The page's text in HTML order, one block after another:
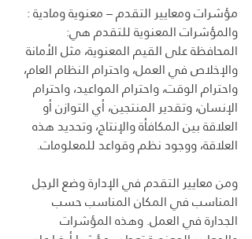
مؤشرات ومعايير التقدم – معنوية ومادية :
والمؤشرات المعنوية للتقدم هي:
المحافظة على القيم المعنوية، مثل الأمانة
والإخلاص في العمل، واحترام النظام العام،
واحترام الوقت، واحترام المواعيد، واحترام
الإنسان، وتقدير المنتجين، أي التوازن أو
العلاقة بين المكافأة والإنتاج، وتحديد هذه
العلاقة، ووجود نظم وقواعد للمعلومات.
ومن معايير التقدم في الإدارة وضع الرجل
المناسب في المكان المناسب حسب
الجدارة في العمل. وهذه المؤشرات